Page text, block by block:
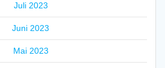
Juli 2023
Juni 2023
Mai 2023